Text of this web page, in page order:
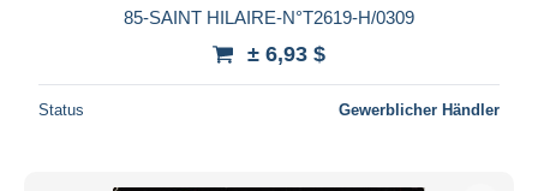
85-SAINT HILAIRE-N°T2619-H/0309
± 6,93 $
Status Gewerblicher Händler